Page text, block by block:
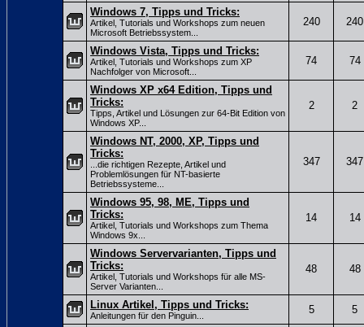
Windows 7, Tipps und Tricks:
Artikel, Tutorials und Workshops zum neuen
Microsoft Betriebssystem...
240 240
Windows Vista, Tipps und Tricks:
Artikel, Tutorials und Workshops zum XP
Nachfolger von Microsoft...
74 74
Windows XP x64 Edition, Tipps und
Tricks:
Tipps, Artikel und Lösungen zur 64-Bit Edition von
Windows XP...
2 2
Windows NT, 2000, XP, Tipps und
Tricks:
...die richtigen Rezepte, Artikel und
Problemlösungen für NT-basierte
Betriebssysteme...
347 347
Windows 95, 98, ME, Tipps und
Tricks:
Artikel, Tutorials und Workshops zum Thema
Windows 9x...
14 14
Windows Servervarianten, Tipps und
Tricks:
Artikel, Tutorials und Workshops für alle MS-
Server Varianten...
48 48
Linux Artikel, Tipps und Tricks:
Anleitungen für den Pinguin... 5
5